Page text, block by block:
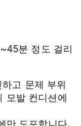
분 정도 걸리
고 문제 부위
모발 컨디션에